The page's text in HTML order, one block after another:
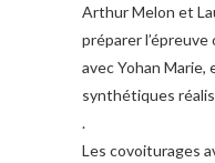
Arthur Melon et
préparer l’épreuve
avec Yohan
synthétiques
.
Les covoiturages